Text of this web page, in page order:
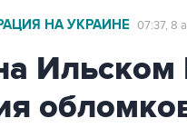
НА УКРАИНЕ 07:37, 8